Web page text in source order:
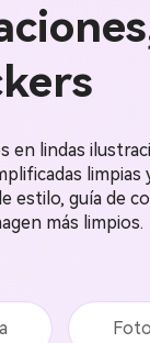
en lindas
limpias
estilo, guía de
más limpios.